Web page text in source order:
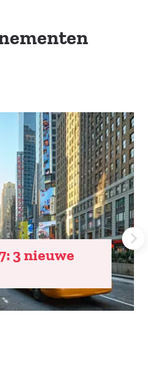
3 nieuwe